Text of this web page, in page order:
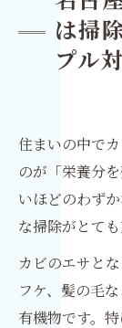
は掃
プル
住まいの中で
のが「栄養分
いほどのわず
な掃除がとても
カビのエサと
フケ、髪の毛
有機物です。